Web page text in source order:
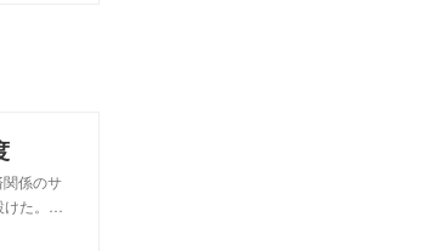
係のサ
た。…